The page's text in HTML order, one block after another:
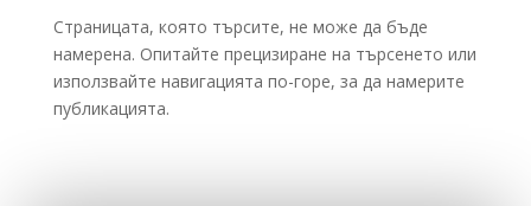
Страницата, която търсите, не може да бъде
намерена. Опитайте прецизиране на търсенето или
използвайте навигацията по-горе, за да намерите
публикацията.